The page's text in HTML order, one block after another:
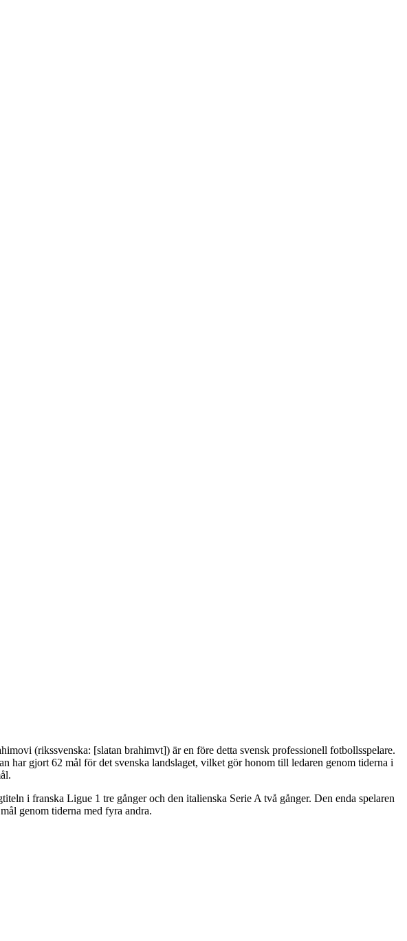
(rikssvenska: [slatan brahimvt]) är en före detta svensk professionell fotbollsspelare.
har gjort 62 mål för det svenska landslaget, vilket gör honom till ledaren genom tiderna i
i franska Ligue 1 tre gånger och den italienska Serie A två gånger. Den enda spelaren
genom tiderna med fyra andra.